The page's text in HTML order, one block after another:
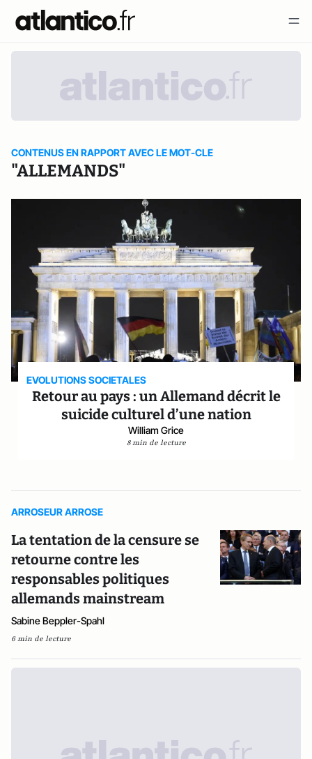
CONTENUS EN RAPPORT AVEC LE MOT-CLE
"ALLEMANDS"
EVOLUTIONS SOCIETALES
Retour au pays : un Allemand décrit le
suicide culturel d’une nation
William Grice
8 min de lecture
ARROSEUR ARROSE
La tentation de la censure se
retourne contre les
responsables politiques
allemands mainstream
Sabine Beppler-Spahl
6 min de lecture